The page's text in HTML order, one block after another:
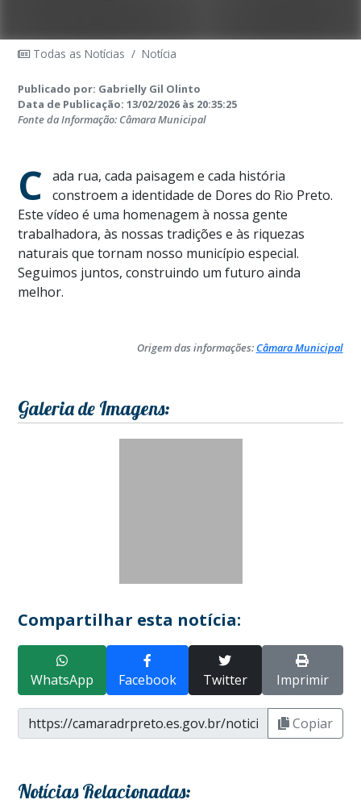
Todas as Notícias / Notícia
Publicado por: Gabrielly Gil Olinto
Data de Publicação: 13/02/2026 às 20:35:25
Fonte da Informação: Câmara Municipal
C
ada rua, cada paisagem e cada história
constroem a identidade de Dores do Rio Preto.
Este vídeo é uma homenagem à nossa gente
trabalhadora, às nossas tradições e às riquezas
naturais que tornam nosso município especial.
Seguimos juntos, construindo um futuro ainda
melhor.
Origem das informações:Câmara Municipal
Galeria de Imagens:
Compartilhar esta notícia:
WhatsApp Facebook Twitter Imprimir
Copiar
Notícias Relacionadas: